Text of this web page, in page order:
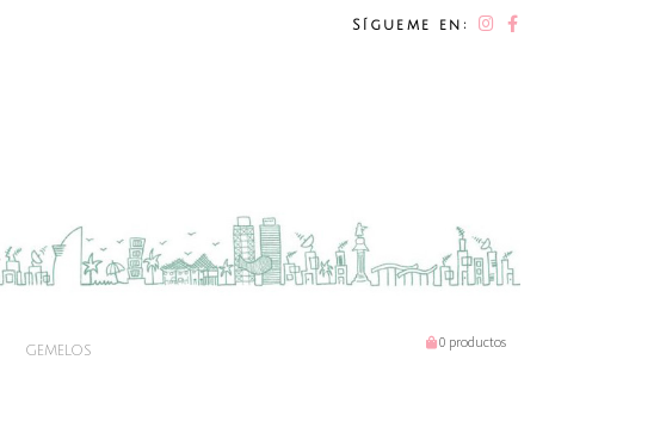
Sígueme en:
GEMELOS
0 productos